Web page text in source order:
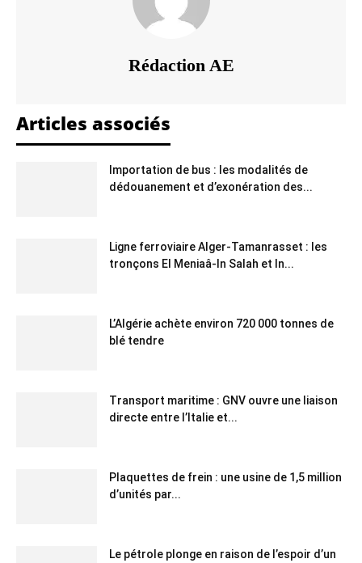
Rédaction AE
Articles associés
Importation de bus : les modalités de
dédouanement et d’exonération des...
Ligne ferroviaire Alger-Tamanrasset : les
tronçons El Meniaâ-In Salah et In...
L’Algérie achète environ 720 000 tonnes de
blé tendre
Transport maritime : GNV ouvre une liaison
directe entre l’Italie et...
Plaquettes de frein : une usine de 1,5 million
d’unités par...
Le pétrole plonge en raison de l’espoir d’un